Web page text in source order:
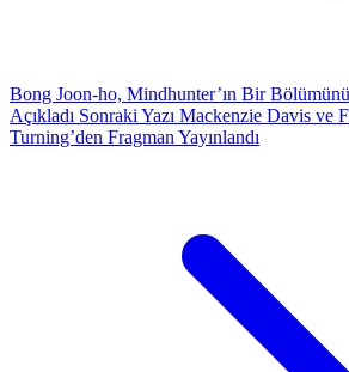
Bong Joon-ho, Mindhunter’ın Bir
Açıkladı Sonraki Yazı Mackenzie Davis ve
Turning’den Fragman Yayınlandı